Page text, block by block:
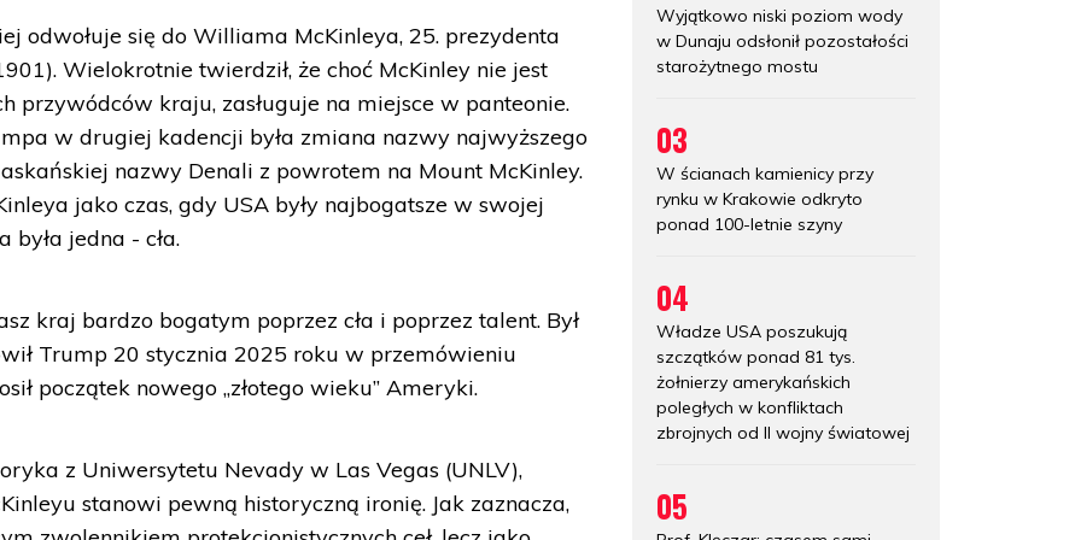
odwołuje się do Williama McKinleya, 25. prezydenta
Wielokrotnie twierdził, że choć McKinley nie jest
przywódców kraju, zasługuje na miejsce w panteonie.
w drugiej kadencji była zmiana nazwy najwyższego
nazwy Denali z powrotem na Mount McKinley.
jako czas, gdy USA były najbogatsze w swojej
była jedna - cła.
kraj bardzo bogatym poprzez cła i poprzez talent. Był
Trump 20 stycznia 2025 roku w przemówieniu
początek nowego „złotego wieku” Ameryki.
z Uniwersytetu Nevady w Las Vegas (UNLV),
stanowi pewną historyczną ironię. Jak zaznacza,
Wyjątkowo niski poziom wody
w Dunaju odsłonił pozostałości
starożytnego mostu
03
W ścianach kamienicy przy
rynku w Krakowie odkryto
ponad 100-letnie szyny
04
Władze USA poszukują
szczątków ponad 81 tys.
żołnierzy amerykańskich
poległych w konfliktach
zbrojnych od II wojny światowej
05